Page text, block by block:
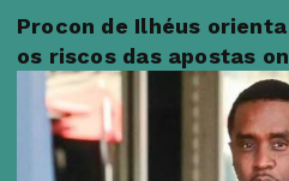
Procon de Ilhéus
os riscos das apostas